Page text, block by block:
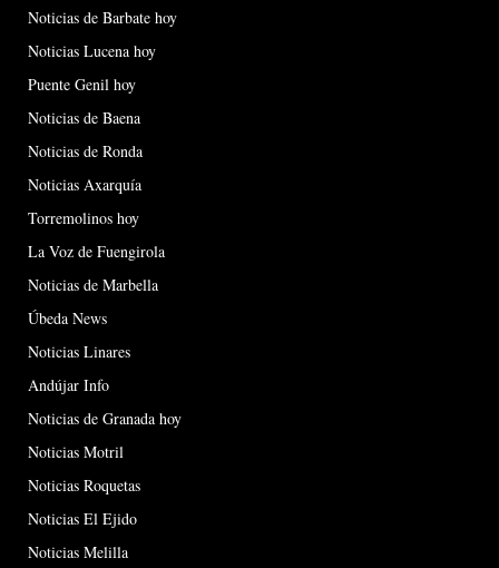
Noticias de Barbate hoy
Noticias Lucena hoy
Puente Genil hoy
Noticias de Baena
Noticias de Ronda
Noticias Axarquía
Torremolinos hoy
La Voz de Fuengirola
Noticias de Marbella
Úbeda News
Noticias Linares
Andújar Info
Noticias de Granada hoy
Noticias Motril
Noticias Roquetas
Noticias El Ejido
Noticias Melilla